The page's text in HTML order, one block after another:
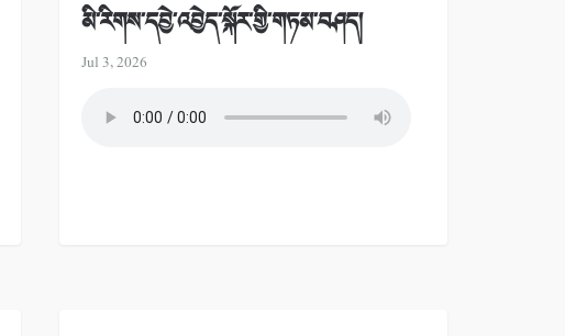
མི་རིགས་དབྱེ་འབྱེད་སྐོར་གྱི་གཏམ་བཤད།
Jul 3, 2026